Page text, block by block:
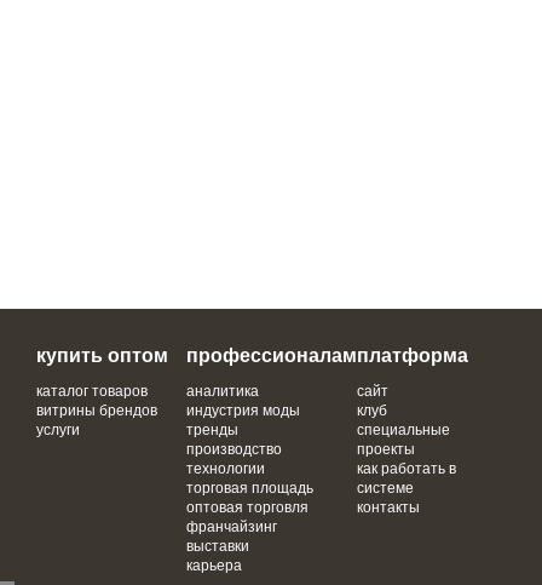
купить оптом
каталог товаров
витрины брендов
услуги
профессионалам
аналитика
индустрия моды
тренды
производство
технологии
торговая площадь
оптовая торговля
франчайзинг
выставки
карьера
платформа
сайт
клуб
специальные
проекты
как работать в
системе
контакты